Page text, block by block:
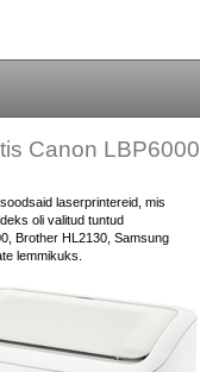
Canon LBP6000
laserprintereid, mis
oli valitud tuntud
Brother HL2130, Samsung
lemmikuks.